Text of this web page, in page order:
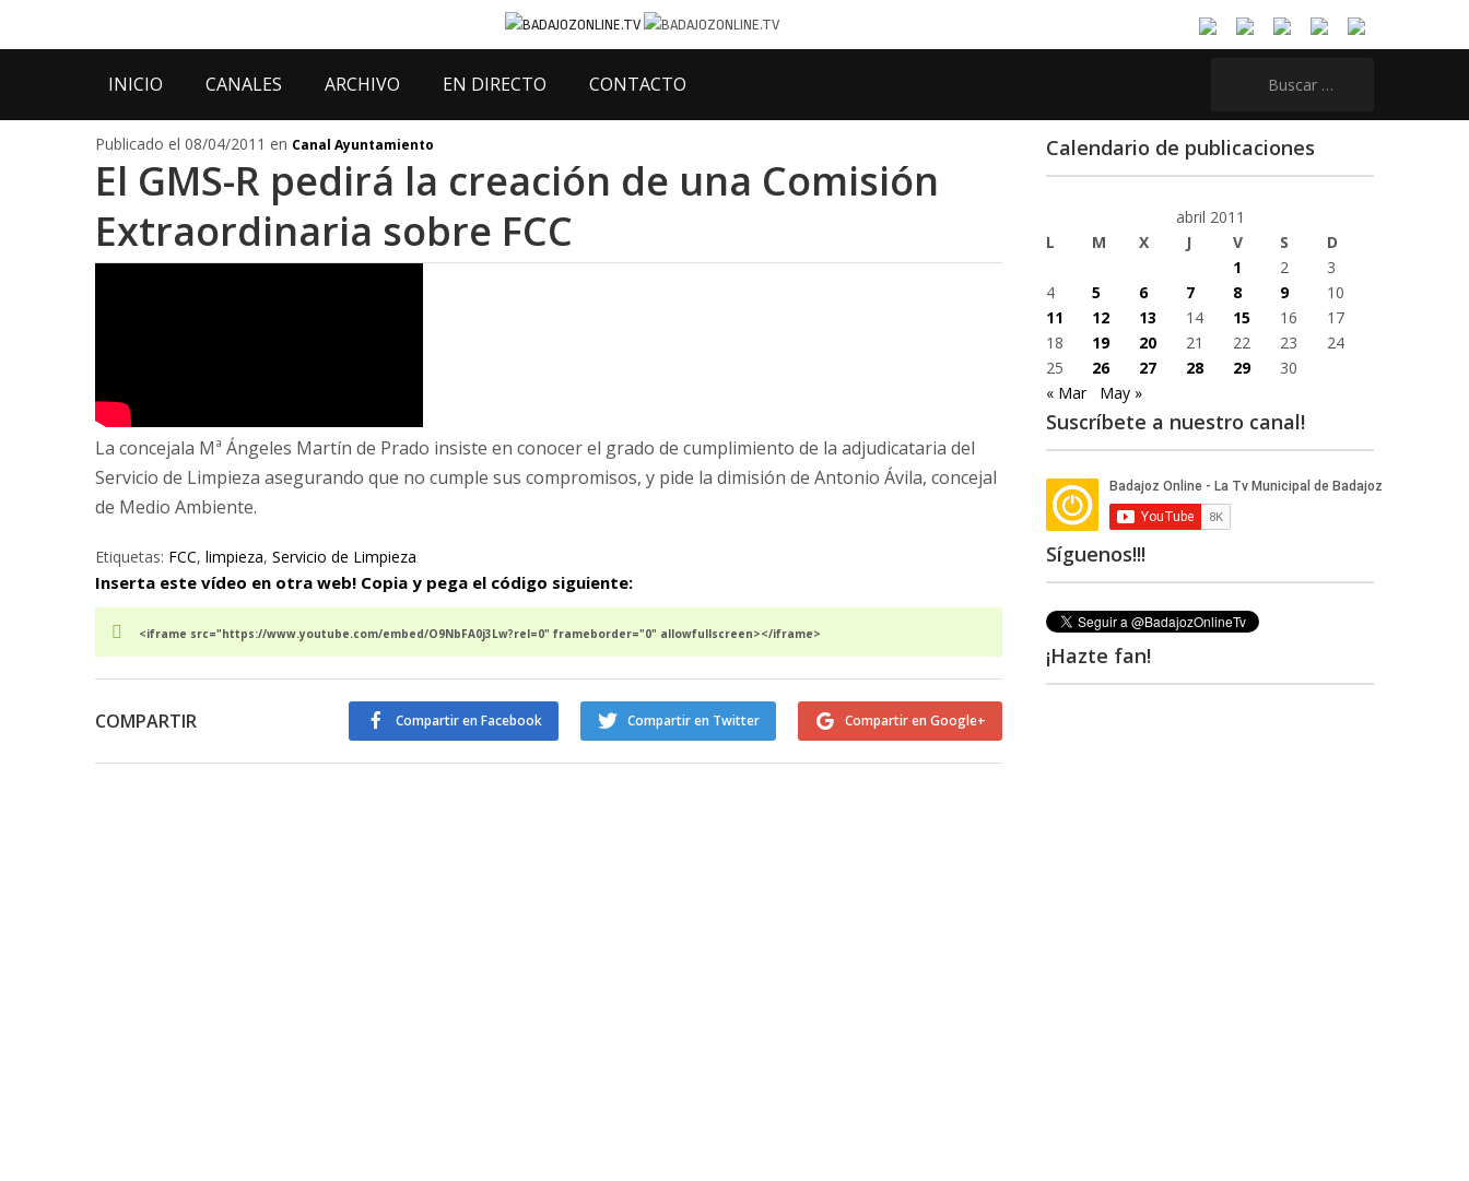
INICIO CANALES ARCHIVO EN DIRECTO CONTACTO
Publicado el 08/04/2011 en Canal Ayuntamiento
El GMS-R pedirá la creación de una Comisión
Extraordinaria sobre FCC
La concejala Mª Ángeles Martín de Prado insiste en conocer el grado de cumplimiento de la adjudicataria del
Servicio de Limpieza asegurando que no cumple sus compromisos, y pide la dimisión de Antonio Ávila, concejal
de Medio Ambiente.
Etiquetas: FCC, limpieza, Servicio de Limpieza
Inserta este vídeo en otra web! Copia y pega el código siguiente:
<iframe src="https://www.youtube.com/embed/O9NbFA0j3Lw?rel=0" frameborder="0" allowfullscreen></iframe>
COMPARTIR Compartir en Google+
Compartir en Twitter
Compartir en Facebook
Calendario de publicaciones
abril 2011
L
M X J V S
D
1
2
3
4
5 6 7 8 9
10
11
12 13 14 15 16
17
18
19 20 21 22 23
24
25
26 27 28 29
30
« Mar
May »
Suscríbete a nuestro canal!
Síguenos!!!
¡Hazte fan!